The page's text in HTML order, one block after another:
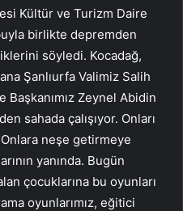
Kültür ve Turizm Daire
birlikte depremden
söyledi. Kocadağ,
Şanlıurfa Valimiz Salih
Zeynel Abidin
sahada çalışıyor. Onları
neşe getirmeye
yanında. Bugün
çocuklarına bu oyunları
oyunlarımız, eğitici